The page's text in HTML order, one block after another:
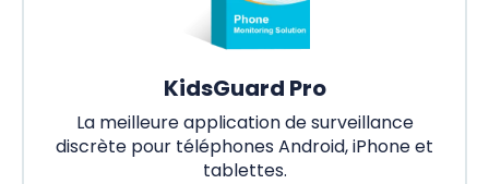
KidsGuard Pro
La meilleure application de surveillance
discrète pour téléphones Android, iPhone et
tablettes.